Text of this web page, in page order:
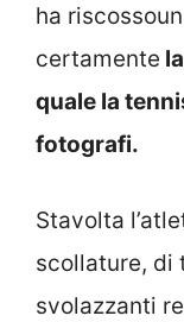
ha
certamente
quale la
fotografi.
Stavolta
scollature, di
svolazzanti